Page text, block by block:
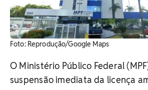
Foto: Reprodução/Google Maps
O Ministério Público Federal
suspensão imediata da licença